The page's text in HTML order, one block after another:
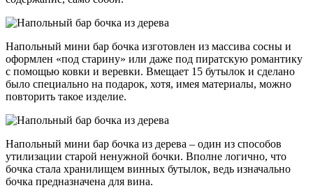
Напольный мини бар бочка изготовлен из массива сосны и
оформлен «под старину» или даже под пиратскую романтику
с помощью ковки и веревки. Вмещает 15 бутылок и сделано
было специально на подарок, хотя, имея материалы, можно
повторить такое изделие.
Напольный мини бар бочка из дерева – один из способов
утилизации старой ненужной бочки. Вполне логично, что
бочка стала хранилищем винных бутылок, ведь изначально
бочка предназначена для вина.